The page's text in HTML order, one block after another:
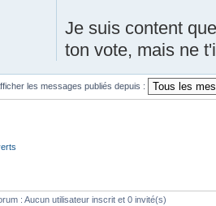
Je suis content
ton vote, mais ne
les messages publiés depuis :
: Aucun utilisateur inscrit et 0 invité(s)